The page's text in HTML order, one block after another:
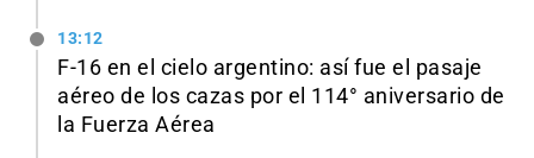
13:12
F-16 en el cielo argentino: así fue el pasaje
aéreo de los cazas por el 114° aniversario de
la Fuerza Aérea